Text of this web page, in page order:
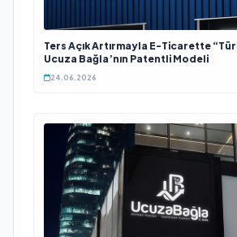
Ters Açık Artırmayla E-Ticarette
Ucuza Bağla’nın Patentli Modeli
24.06.2026